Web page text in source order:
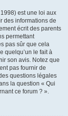
est une loi aux
des informations de
écrit des parents
permettant
pas sûr que cela
quelqu’un le fait à
son avis. Notez que
pas fournir de
questions légales
la question « Qui
ce forum ? ».